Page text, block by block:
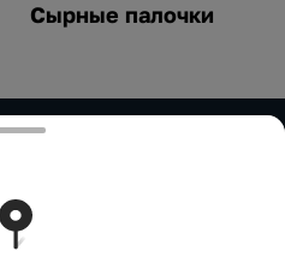
Сырные палочки